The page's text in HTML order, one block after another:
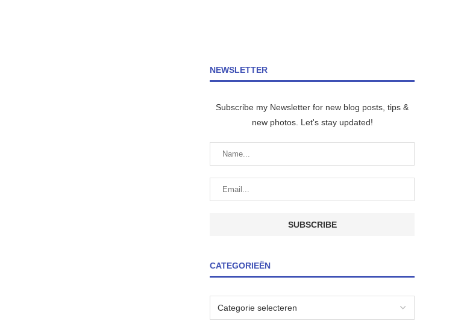
NEWSLETTER
Subscribe my Newsletter for new blog posts, tips &
new photos. Let's stay updated!
CATEGORIEËN